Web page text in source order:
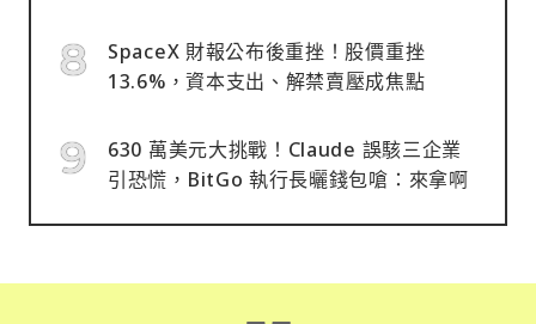
SpaceX 財報公布後重挫！股價重挫
13.6%，資本支出、解禁賣壓成焦點
630 萬美元大挑戰！Claude 誤駭三企業
引恐慌，BitGo 執行長曬錢包嗆：來拿啊